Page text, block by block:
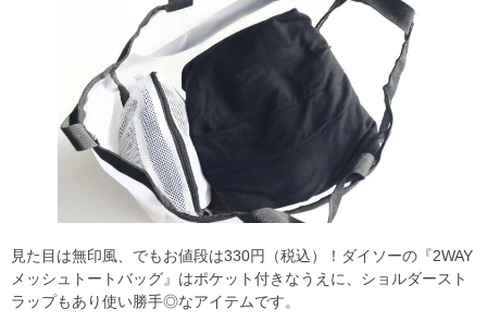
見た目は無印風、でもお値段は330円（税込）！ダイソーの『2WAY
メッシュトートバッグ』はポケット付きなうえに、ショルダースト
ラップもあり使い勝手◎なアイテムです。